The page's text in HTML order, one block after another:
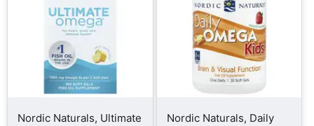
Nordic Naturals, Ultimate
Nordic Naturals, Daily